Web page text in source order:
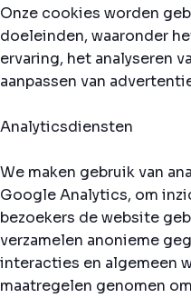
Onze cookies worden
doeleinden, waaronder
ervaring, het analyseren
aanpassen van
Analyticsdiensten
We maken gebruik van
Google Analytics, om
bezoekers de website
verzamelen anonieme
interacties en algemeen
maatregelen genomen